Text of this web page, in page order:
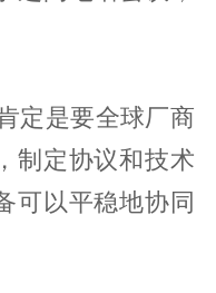
定是要全球厂商
制定协议和技术
可以平稳地协同